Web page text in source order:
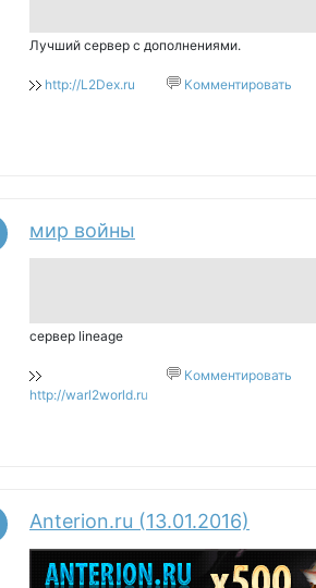
Лучший сервер с дополнениями.
http://L2Dex.ru Комментировать
мир войны
сервер lineage
http://warl2world.ru
Комментировать
Anterion.ru (13.01.2016)